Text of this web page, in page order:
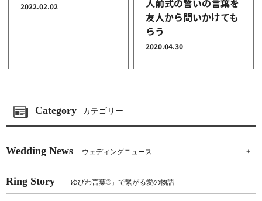
2022.02.02
友人から問いかけても
らう
2020.04.30
Category カテゴリー
Wedding News ウェディングニュース +
Ring Story 「ゆびわ言葉®」で繋がる愛の物語